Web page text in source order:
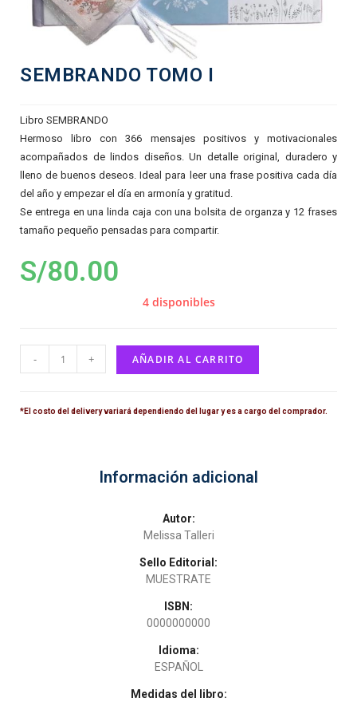
SEMBRANDO TOMO I
Libro SEMBRANDO
Hermoso libro con 366 mensajes positivos y motivacionales
acompañados de lindos diseños. Un detalle original, duradero y
lleno de buenos deseos. Ideal para leer una frase positiva cada día
del año y empezar el día en armonía y gratitud.
Se entrega en una linda caja con una bolsita de organza y 12 frases
tamaño pequeño pensadas para compartir.
S/80.00
4 disponibles
- + AÑADIR AL CARRITO
*El costo del delivery variará dependiendo del lugar y es a cargo del comprador.
Información adicional
Autor:
Melissa Talleri
Sello Editorial:
MUESTRATE
ISBN:
0000000000
Idioma:
ESPAÑOL
Medidas del libro: